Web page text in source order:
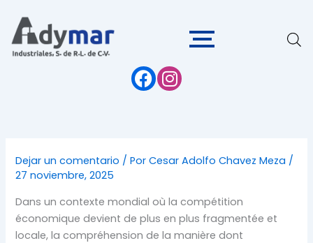
contenido
Dejar un comentario / PorCesar Adolfo Chavez Meza /
27 noviembre, 2025
Dans un contexte mondial où la compétition
économique devient de plus en plus fragmentée et
locale, la compréhension de la manière dont